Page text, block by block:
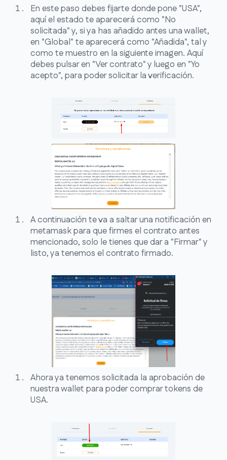
En este paso debes fijarte donde pone "USA",
aquí el estado te aparecerá como "No
solicitada" y, si ya has añadido antes una wallet,
en "Global" te aparecerá como "Añadida", tal y
como te muestro en la siguiente imagen. Aquí
debes pulsar en "Ver contrato" y luego en "Yo
acepto", para poder solicitar la verificación.
A continuación te va a saltar una notificación en
metamask para que firmes el contrato antes
mencionado, solo le tienes que dar a "Firmar" y
listo, ya tenemos el contrato firmado.
Ahora ya tenemos solicitada la aprobación de
nuestra wallet para poder comprar tokens de
USA.